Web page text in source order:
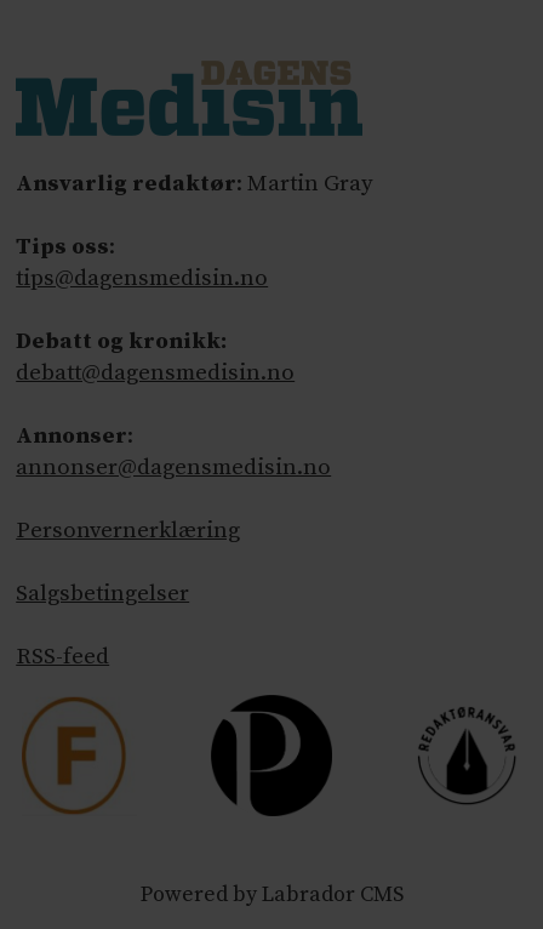
Ansvarlig redaktør: Martin Gray
Tips oss:
tips@dagensmedisin.no
Debatt og kronikk:
debatt@dagensmedisin.no
Annonser:
annonser@dagensmedisin.no
Personvernerklæring
Salgsbetingelser
RSS-feed
Powered by Labrador CMS